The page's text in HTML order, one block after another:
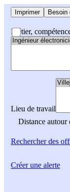
Imprimer Besoin
Métier,
Lieu de travail
Distance autour
Rechercherdes
Créer une alerte